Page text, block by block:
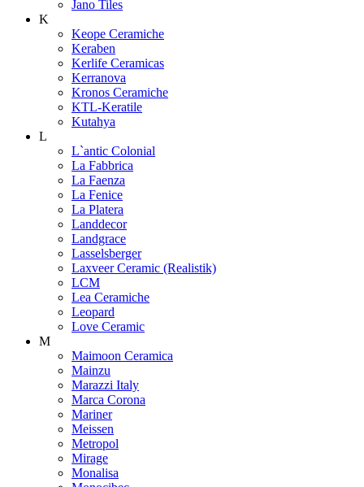
Jano Tiles
K
Keope Ceramiche
Keraben
Kerlife Ceramicas
Kerranova
Kronos Ceramiche
KTL-Keratile
Kutahya
L
L`antic Colonial
La Fabbrica
La Faenza
La Fenice
La Platera
Landdecor
Landgrace
Lasselsberger
Laxveer Ceramic (Realistik)
LCM
Lea Ceramiche
Leopard
Love Ceramic
M
Maimoon Ceramica
Mainzu
Marazzi Italy
Marca Corona
Mariner
Meissen
Metropol
Mirage
Monalisa